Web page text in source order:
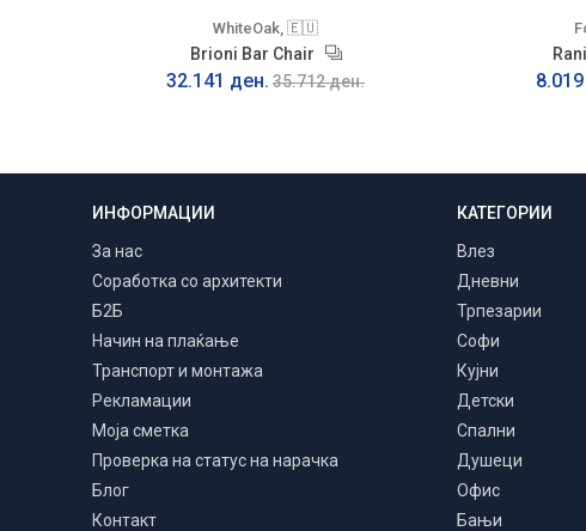
WhiteOak, 🇪🇺
Brioni Bar Chair
32.141 ден. 35.712 ден.
Транспорт и монтажа
ИНФОРМАЦИИ
За нас
Соработка со архитекти
Б2Б
Начин на плаќање
Транспорт и монтажа
Рекламации
Моја сметка
Проверка на статус на нарачка
Блог
Контакт
КАТЕГОРИИ
Влез
Дневни
Трпезарии
Софи
Кујни
Детски
Спални
Душеци
Офис
Бањи